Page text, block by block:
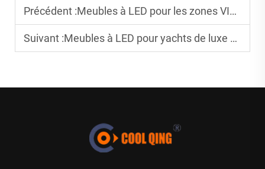
Précédent :Meubles à LED pour les zones VIP des boîtes de nuit : comment concevoir un espace auquel les clients accepteront de payer l’accès
Suivant :Meubles à LED pour yachts de luxe et soirées sur bateau : concevoir des espaces flottants qui illuminent